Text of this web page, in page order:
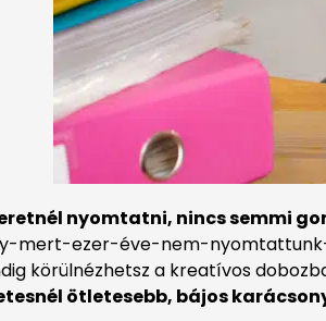
nyomtatni, nincs semmi
mert-ezer-éve-nem-nyomtattunk-
körülnézhetsz a kreatívos
ötletesebb, bájos